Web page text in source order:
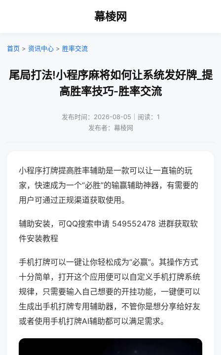
幕棱网
首页 > 资讯中心 > 胜率交流
尾局打法!小程序麻将如何让系统发好牌_提
高胜率技巧-胜率交流
发布时间：2026-08-05｜阅读：1
发布者：幕棱网
小程序打牌提高胜率辅助是一款可以让一直输的玩
家，快速成为一个“必胜”的输赢辅助神器，有需要的
用户可通过正规渠道获取使用。
辅助安装，可QQ搜索申请 549552478 进群获取软
件安装教程
手机打牌可以一键让你轻松成为“必赢”。其操作方式
十分简单，打开这个应用便可以自定义手机打牌系统
规律，只需要输入自己想要的开挂功能，一键便可以
生成出手机打牌专用辅助器，不管你是想分享给好友
或者使用手机打牌AI辅助都可以满足需求。